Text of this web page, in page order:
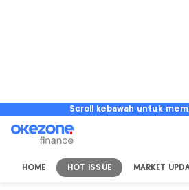
Scroll kebawah untuk
HOME HOT ISSUE MARKET